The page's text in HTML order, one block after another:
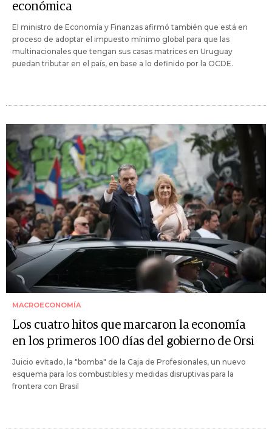
económica
El ministro de Economía y Finanzas afirmó también que está en
proceso de adoptar el impuesto mínimo global para que las
multinacionales que tengan sus casas matrices en Uruguay
puedan tributar en el país, en base a lo definido por la OCDE.
MACROECONOMÍA
Los cuatro hitos que marcaron la economía
en los primeros 100 días del gobierno de Orsi
Juicio evitado, la "bomba" de la Caja de Profesionales, un nuevo
esquema para los combustibles y medidas disruptivas para la
frontera con Brasil